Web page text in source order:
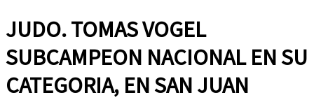
JUDO. TOMAS VOGEL
SUBCAMPEON NACIONAL EN SU
CATEGORIA, EN SAN JUAN